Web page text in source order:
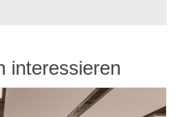
interessieren